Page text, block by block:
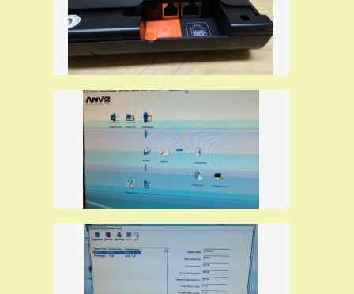
tramite collegamento al pc con il cavo USB
in dotazionecon il terminale.
Questo terminale utilizza tessere di prossimità mod.
cartellini saody rfid.
La nostra offerta comprende l’assistenza telefonica o
in teleassistenza per l’installazione da remoto di nostri
tecnici specializzati.
I nostri terminali di rilevazione presenze sono molto
affidabili e vengono offerti al prezzo per rivenditori che
è il più basso del mercato, solo per questo mese, sono
in pronta consegna ad un prezzo particolarmente
basso perchè viene evitato il ricarico del prezzo che fa
il rivenditore al cliente finale.
E' possibile acquistare i nostri prodotti direttamente da
questo sito pagando con carta di credito, Paypal o
bonifico bancario e riceverai con corriere espresso la
merce che è sempre in pronta consegna.